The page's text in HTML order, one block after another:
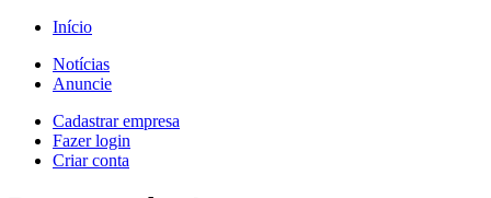
Início
Notícias
Anuncie
Cadastrar empresa
Fazer login
Criar conta